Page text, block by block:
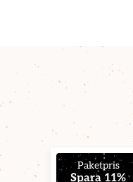
Paketpris
Spara 11%